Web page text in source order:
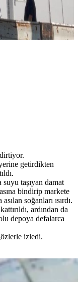
getirdikten
taşıyan damat
bindirip markete
soğanları ısırdı.
ardından da
depoya defalarca
izledi.